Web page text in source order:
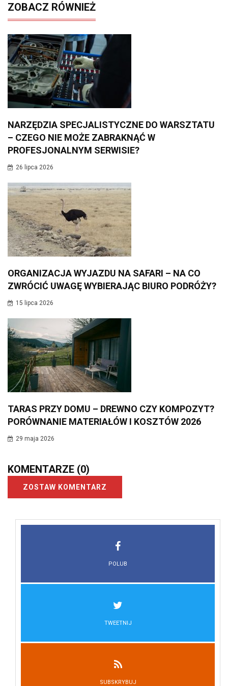
ZOBACZ RÓWNIEŻ
NARZĘDZIA SPECJALISTYCZNE DO WARSZTATU
– CZEGO NIE MOŻE ZABRAKNĄĆ W
PROFESJONALNYM SERWISIE?
26 lipca 2026
ORGANIZACJA WYJAZDU NA SAFARI – NA CO
ZWRÓCIĆ UWAGĘ WYBIERAJĄC BIURO PODRÓŻY?
15 lipca 2026
TARAS PRZY DOMU – DREWNO CZY KOMPOZYT?
PORÓWNANIE MATERIAŁÓW I KOSZTÓW 2026
29 maja 2026
KOMENTARZE (0)
ZOSTAW KOMENTARZ
POLUB
TWEETNIJ
SUBSKRYBUJ